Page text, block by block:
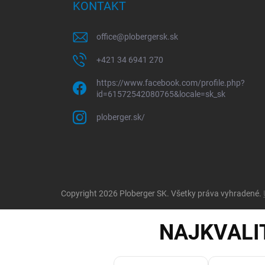
KONTAKT
office@plobergersk.sk
+421 34 6941 270
https://www.facebook.com/profile.php?
id=61572542080765&locale=sk_sk
ploberger.sk/
Copyright 2026 Ploberger SK. Všetky práva vyhradené.